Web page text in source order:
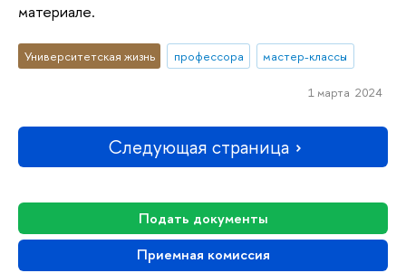
Подать документы
Приемная комиссия
материале.
Университетская жизнь профессора мастер-классы
1 марта 2024
Следующая страница